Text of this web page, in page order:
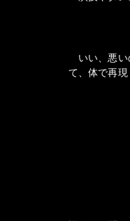
いい、悪い
て、体で再